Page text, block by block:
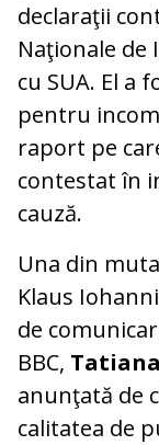
declaraţii
Naţionale
cu SUA. El a
pentru
raport pe
contestat în
cauză.
Una din
Klaus
de
BBC,
anunţată de
calitatea de